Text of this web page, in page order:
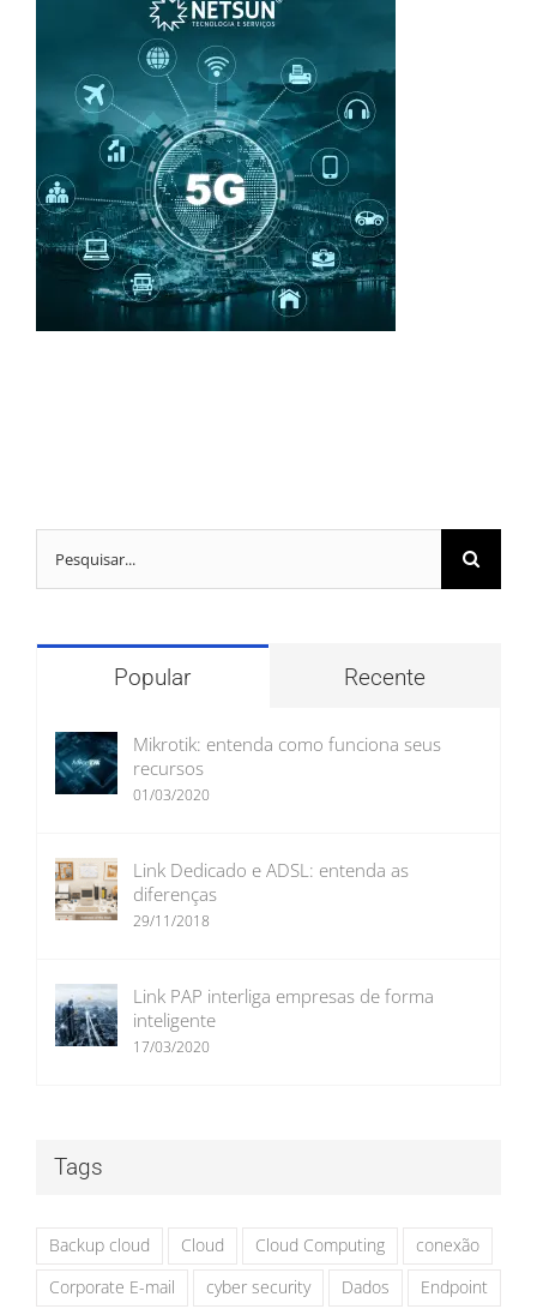
Popular Recente
Mikrotik: entenda como funciona seus
recursos
01/03/2020
Link Dedicado e ADSL: entenda as
diferenças
29/11/2018
Link PAP interliga empresas de forma
inteligente
17/03/2020
Tags
Backup cloud Cloud Cloud Computing
conexão
Corporate E-mail
cyber security Dados
Endpoint